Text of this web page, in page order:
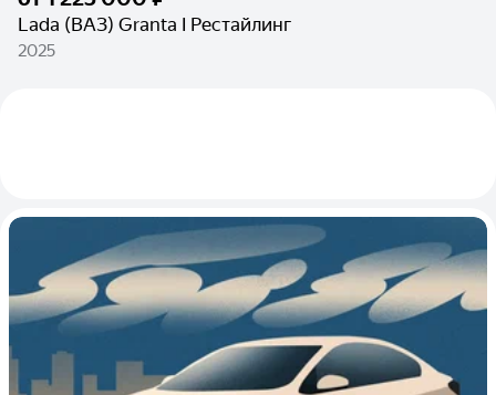
Lada (ВАЗ) Granta I Рестайлинг
2025